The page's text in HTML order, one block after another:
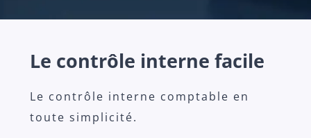
Le contrôle interne facile
Le contrôle interne comptable en
toute simplicité.